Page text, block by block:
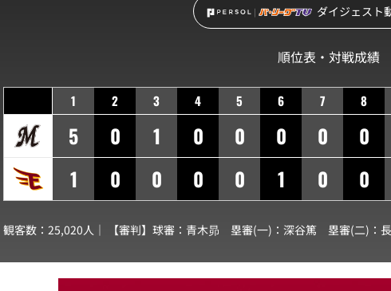
ダイジェスト
順位表・対戦成績
1 2 3 4 5 6 7 8
5 0 1 0 0 0 0 0
1
0 0 0 0 1 0 0
観客数：25,020人｜ 【審判】球審： 青木昴 塁審(一)： 深谷篤 塁審(二)：